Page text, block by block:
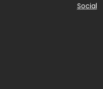
Social